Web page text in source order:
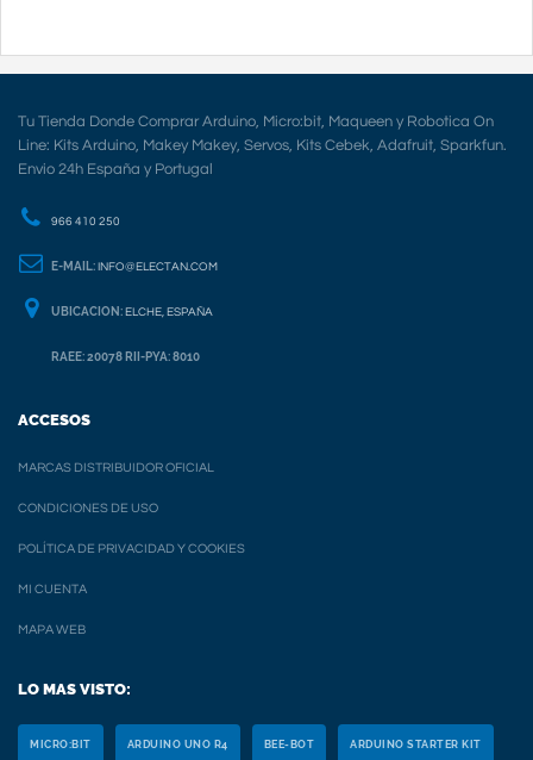
Tu Tienda Donde Comprar Arduino, Micro:bit, Maqueen y Robotica On
Line: Kits Arduino, Makey Makey, Servos, Kits Cebek, Adafruit, Sparkfun.
Envio 24h España y Portugal
966 410 250
E-MAIL: INFO@ELECTAN.COM
UBICACION: ELCHE, ESPAÑA
RAEE: 20078 RII-PYA: 8010
ACCESOS
MARCAS DISTRIBUIDOR OFICIAL
CONDICIONES DE USO
POLÍTICA DE PRIVACIDAD Y COOKIES
MI CUENTA
MAPA WEB
LO MAS VISTO:
MICRO:BIT ARDUINO UNO R4 BEE-BOT ARDUINO STARTER KIT